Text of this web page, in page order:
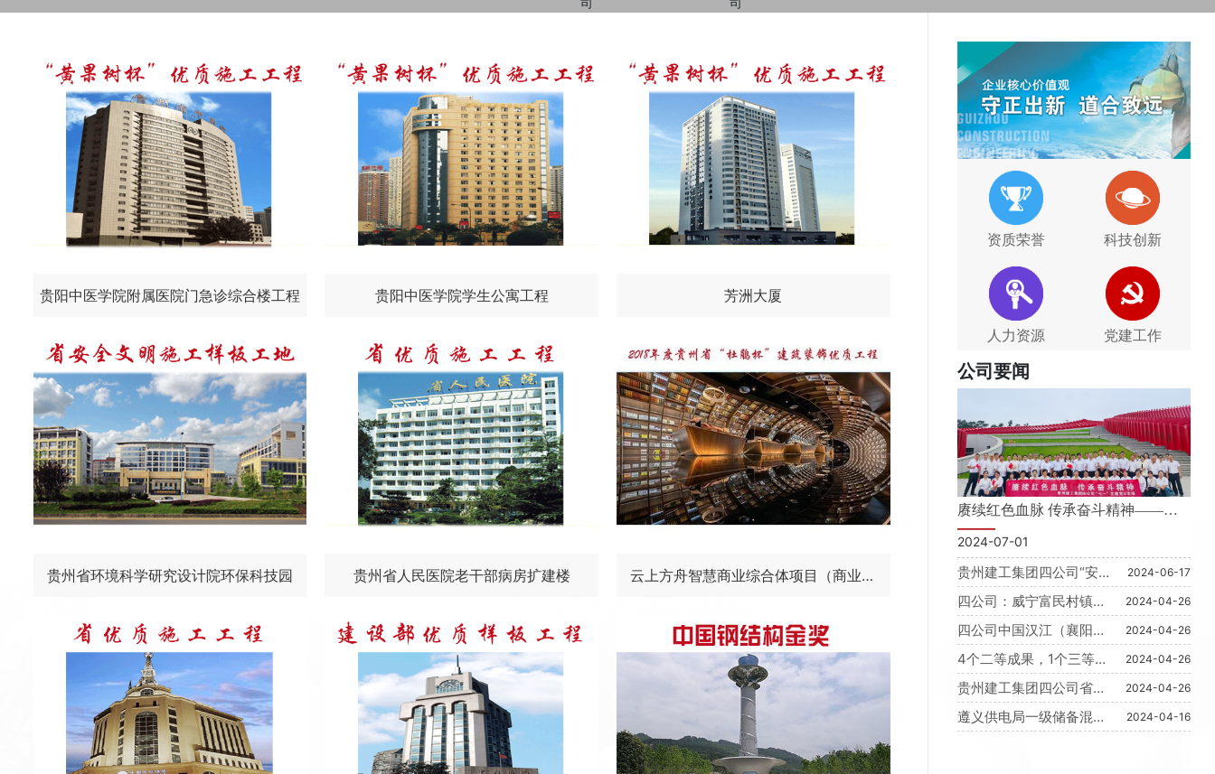
贵阳中医学院附属医院门急诊综合楼工程 贵阳中医学院学生公寓工程 芳洲大厦
贵州省环境科学研究设计院环保科技园 贵州省人民医院老干部病房扩建楼 云上方舟智慧商业综合体项目（商业部
资质荣誉 科技创新
人力资源 党建工作
公司要闻
赓续红色血脉 传承奋斗精神——贵
州建工集团四公司组织开展“七一”主
题党日活动
———
2024-07-01
贵州建工集团四公司“安
全生产月”活动 取得圆满
成功
2024-06-17
四公司：威宁富民村镇银
行办公大楼项目进入玻璃
幕墙安装阶段，预计将于
8月底竣工投用
2024-04-26
四公司中国汉江（襄阳）
生态城一期支路工程完成
所有施工合同内容并正式
投用
2024-04-26
4个二等成果，1个三等成
果 ——四公司工程建设
质量管理获佳绩
2024-04-26
贵州建工集团四公司省外
项目受关注
2024-04-26
遵义供电局一级储备混合
仓库项目工程进入后冲刺
2024-04-16